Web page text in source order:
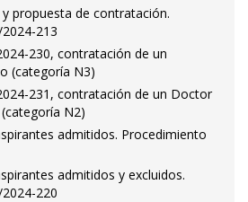
propuesta de contratación.
213
230, contratación de un
(categoría N3)
231, contratación de un Doctor
N2)
admitidos. Procedimiento
admitidos y excluidos.
220